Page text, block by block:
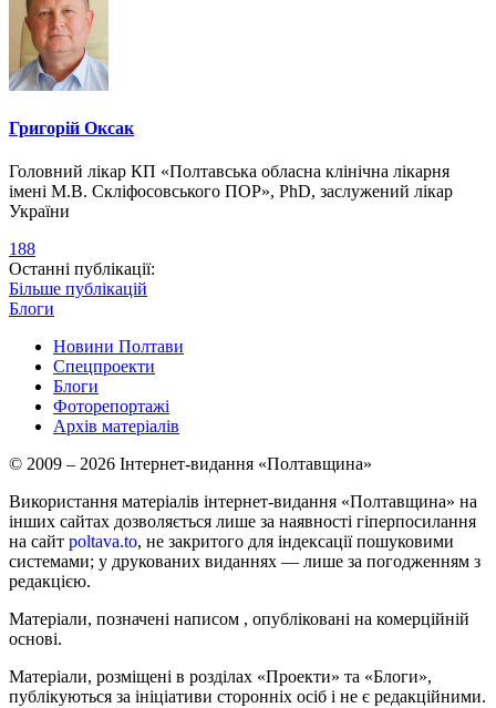
Григорій Оксак
Головний лікар КП «Полтавська обласна клінічна лікарня
імені М.В. Скліфосовського ПОР», PhD, заслужений лікар
України
188
Останні публікації:
Більше публікацій
Блоги
Новини Полтави
Спецпроекти
Блоги
Фоторепортажі
Архів матеріалів
© 2009 – 2026 Інтернет-видання «Полтавщина»
Використання матеріалів інтернет-видання «Полтавщина» на
інших сайтах дозволяється лише за наявності гіперпосилання
на сайт poltava.to, не закритого для індексації пошуковими
системами; у друкованих виданнях — лише за погодженням з
редакцією.
Матеріали, позначені написом , опубліковані на комерційній
основі.
Матеріали, розміщені в розділах «Проекти» та «Блоги»,
публікуються за ініціативи сторонніх осіб і не є редакційними.